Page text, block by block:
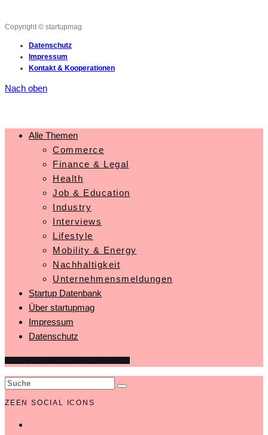
Copyright © startupmag
Datenschutz
Impressum
Kontakt & Kooperationen
Nach oben
Alle Themen
Commerce
Finance & Legal
Health
Job & Education
Industry
Interviews
Lifestyle
Mobility & Energy
Nachhaltigkeit
Unternehmensmeldungen
Startup Datenbank
Über startupmag
Impressum
Datenschutz
ZEEN SOCIAL ICONS